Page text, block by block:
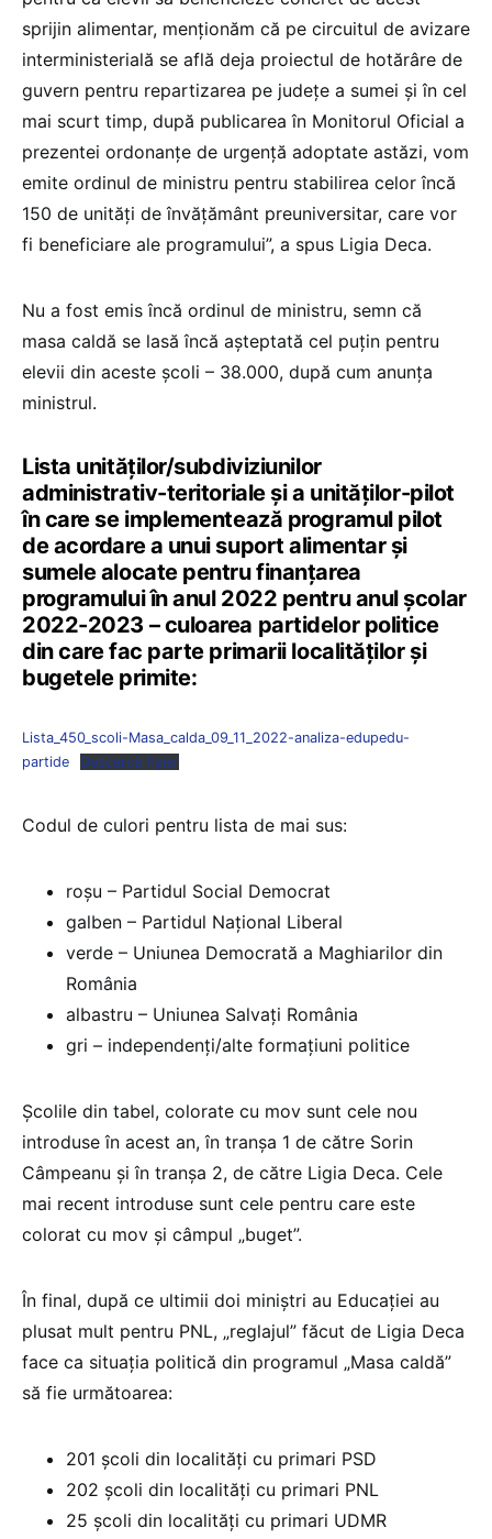
sprijin alimentar, menționăm că pe circuitul de avizare
interministerială se află deja proiectul de hotărâre de
guvern pentru repartizarea pe județe a sumei și în cel
mai scurt timp, după publicarea în Monitorul Oficial a
prezentei ordonanțe de urgență adoptate astăzi, vom
emite ordinul de ministru pentru stabilirea celor încă
150 de unități de învățământ preuniversitar, care vor
fi beneficiare ale programului”, a spus Ligia Deca.
Nu a fost emis încă ordinul de ministru, semn că
masa caldă se lasă încă așteptată cel puțin pentru
elevii din aceste școli – 38.000, după cum anunța
ministrul.
Lista unităților/subdiviziunilor
administrativ-teritoriale și a unităților-pilot
în care se implementează programul pilot
de acordare a unui suport alimentar și
sumele alocate pentru finanțarea
programului în anul 2022 pentru anul școlar
2022-2023 – culoarea partidelor politice
din care fac parte primarii localităților și
bugetele primite:
Lista_450_scoli-Masa_calda_09_11_2022-analiza-edupedu-
partide
Descarcă fișier
Codul de culori pentru lista de mai sus:
roșu – Partidul Social Democrat
galben – Partidul Național Liberal
verde – Uniunea Democrată a Maghiarilor din
România
albastru – Uniunea Salvați România
gri – independenți/alte formațiuni politice
Școlile din tabel, colorate cu mov sunt cele nou
introduse în acest an, în tranșa 1 de către Sorin
Câmpeanu și în tranșa 2, de către Ligia Deca. Cele
mai recent introduse sunt cele pentru care este
colorat cu mov și câmpul „buget”.
În final, după ce ultimii doi miniștri au Educației au
plusat mult pentru PNL, „reglajul” făcut de Ligia Deca
face ca situația politică din programul „Masa caldă”
să fie următoarea:
201 școli din localități cu primari PSD
202 școli din localități cu primari PNL
25 școli din localități cu primari UDMR